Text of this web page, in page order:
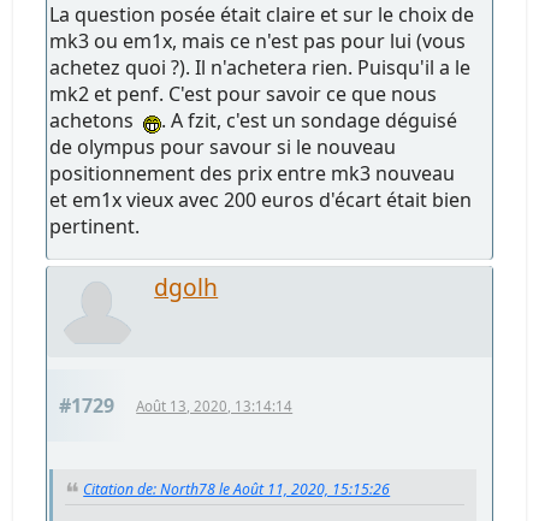
La question posée était claire et sur le choix de
mk3 ou em1x, mais ce n'est pas pour lui (vous
achetez quoi ?). Il n'achetera rien. Puisqu'il a le
mk2 et penf. C'est pour savoir ce que nous
achetons
. A fzit, c'est un sondage déguisé
de olympus pour savour si le nouveau
positionnement des prix entre mk3 nouveau
et em1x vieux avec 200 euros d'écart était bien
pertinent.
dgolh
#1729 Août 13, 2020, 13:14:14
Citation de: North78 le Août 11, 2020, 15:15:26